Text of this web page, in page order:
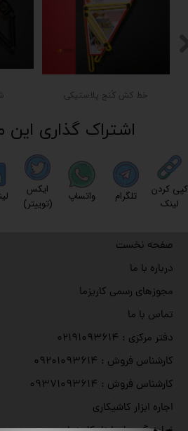
خط کش کُنج پلاستیکی
کپی کردن
لینک
تلگرام واتساپ
ایکس
(توییتر)
اشتراک گذاری
صفحه نخست
درباره با ما
مجوزهای رسمی کاریزما
تماس با ما
دفتر مرکزی : ۰۲۱۹۱۰۹۳۶۱۴
کارشناس فروش : ۰۹۲۰۱۰۹۳۶۱۴
کارشناس فروش : ۰۹۳۷۱۰۹۳۶۱۴
اجاره ابزار کاشیکاری